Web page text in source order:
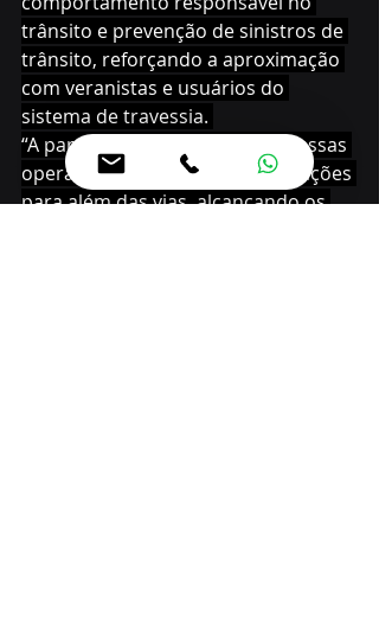
trânsito e prevenção de sinistros de
trânsito, reforçando a aproximação
com veranistas e usuários do
sistema de travessia.
“A participação do Detran-PR nessas
operações permite levar orientações
para além das vias, alcançando os